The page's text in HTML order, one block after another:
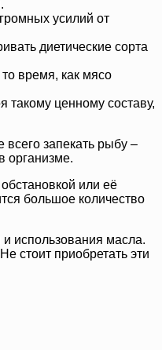
усилий от
диетические сорта
время, как мясо
такому ценному составу,
запекать рыбу –
организме.
или её
большое количество
использования масла.
стоит приобретать эти